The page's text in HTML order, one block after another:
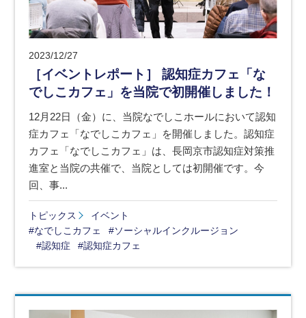
2023/12/27
［イベントレポート］ 認知症カフェ「な
でしこカフェ」を当院で初開催しました！
12月22日（金）に、当院なでしこホールにおいて認知
症カフェ「なでしこカフェ」を開催しました。認知症
カフェ「なでしこカフェ」は、長岡京市認知症対策推
進室と当院の共催で、当院としては初開催です。今
回、事...
トピックス
イベント
#なでしこカフェ
#ソーシャルインクルージョン
#認知症
#認知症カフェ